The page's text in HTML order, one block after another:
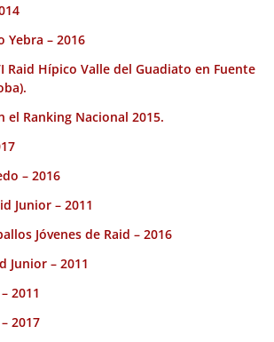
Yebra – 2016
Raid Hípico Valle del Guadiato en Fuente
el Ranking Nacional 2015.
– 2016
Junior – 2011
Jóvenes de Raid – 2016
Junior – 2011
2011
2017